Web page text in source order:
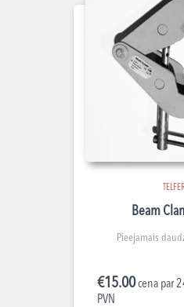
Beam
Pieejamais
€15.00cena par
PVN